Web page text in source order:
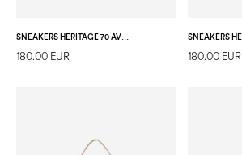
180.00 EUR 180.00 EUR